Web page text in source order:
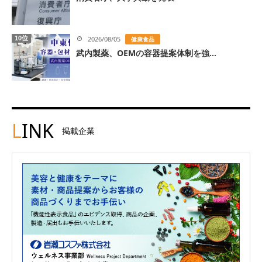
10位 2026/08/05 健康食品
武内製薬、OEMの容器提案体制を強...
LINK 掲載企業